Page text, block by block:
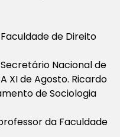
de Direito
Nacional de
XI de Agosto. Ricardo
de Sociologia
da Faculdade